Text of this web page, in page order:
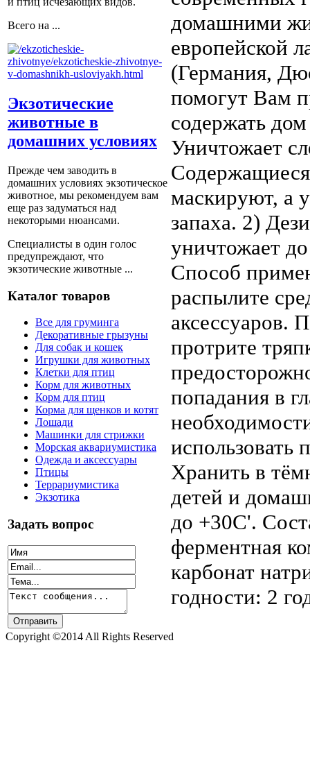
Всего на ...
Экзотические
животные в
домашних условиях
Прежде чем заводить в
домашних условиях экзотическое
животное, мы рекомендуем вам
еще раз задуматься над
некоторыми нюансами.
Специалисты в один голос
предупреждают, что
экзотические животные ...
Каталог товаров
Все для груминга
Декоративные грызуны
Для собак и кошек
Игрушки для животных
Клетки для птиц
Корм для животных
Корм для птиц
Корма для щенков и котят
Лошади
Машинки для стрижки
Морская аквариумистика
Одежда и аксессуары
Птицы
Террариумистика
Экзотика
Задать вопрос
домашними
европейской
(Германия,
помогут Вам
содержать
Уничтожает
маскируют, а
запаха. 2)
уничтожает
Способ
распылите
аксессуаров.
протрите
попадания в
Хранить в
детей и
до +30С'.
ферментная
карбонат
годности: 2
Copyright ©2014 All Rights Reserved